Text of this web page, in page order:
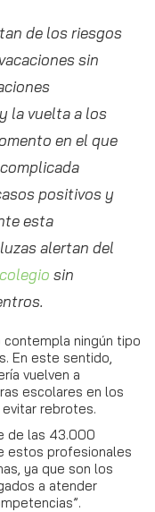
de los riesgos
sin
la vuelta a los
en el que
positivos y
esta
alertan del
colegio sin
contempla ningún tipo
En este sentido,
vuelven a
escolares en los
rebrotes.
de las 43.000
estos profesionales
ya que son los
a atender